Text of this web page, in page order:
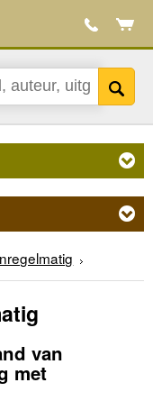
van
met